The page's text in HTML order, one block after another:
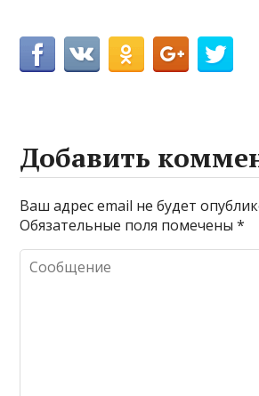
Добавить
Ваш адрес email не будет
Обязательные поля помечены*